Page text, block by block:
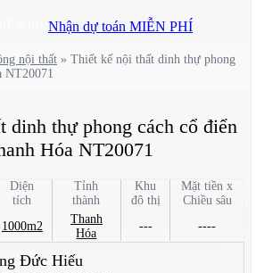
Nhận dự toán MIỄN PHÍ
nội thất » Thiết kế nội thất dinh thự phong
NT20071
dinh thự phong cách cổ điển
Hóa NT20071
Diện
tích
1000m2
Tỉnh
thành
Thanh
Hóa
Khu
đô thị
---
Mặt tiền x
Chiều sâu
----
Đức Hiếu